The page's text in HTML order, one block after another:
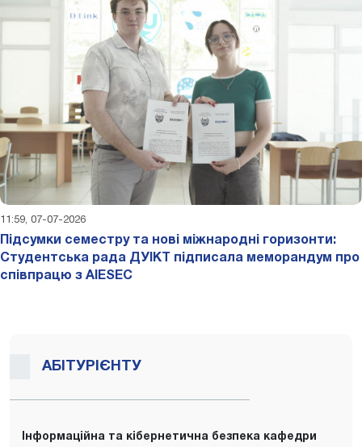
11:59, 07-07-2026
Підсумки семестру та нові міжнародні горизонти:
Студентська рада ДУІКТ підписала меморандум про
співпрацю з AIESEC
АБІТУРІЄНТУ
Інформаційна та кібернетична безпека кафедри